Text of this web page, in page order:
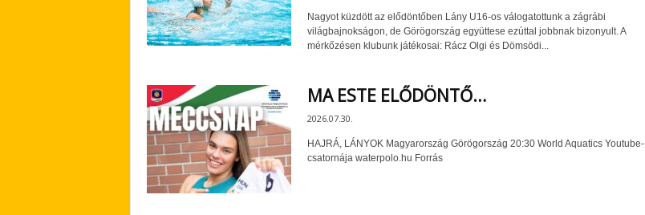
Nagyot küzdött az elődöntőben Lány U16-os válogatottunk a zágrábi
világbajnokságon, de Görögország együttese ezúttal jobbnak bizonyult. A
mérkőzésen klubunk játékosai: Rácz Olgi és Dömsödi...
MA ESTE ELŐDÖNTŐ…
2026.07.30.
HAJRÁ, LÁNYOK Magyarország Görögország 20:30 World Aquatics Youtube-
csatornája waterpolo.hu Forrás